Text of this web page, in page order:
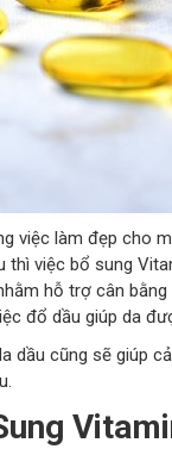
việc làm đẹp cho
việc bổ sung
hỗ trợ cân
đổ dầu giúp da
dầu cũng sẽ giúp